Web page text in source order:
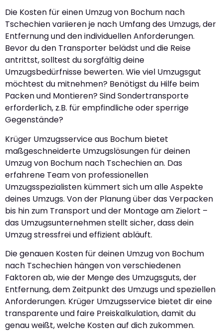
Die Kosten für einen Umzug von Bochum nach
Tschechien variieren je nach Umfang des Umzugs, der
Entfernung und den individuellen Anforderungen.
Bevor du den Transporter belädst und die Reise
antrittst, solltest du sorgfältig deine
Umzugsbedürfnisse bewerten. Wie viel Umzugsgut
möchtest du mitnehmen? Benötigst du Hilfe beim
Packen und Montieren? Sind Sondertransporte
erforderlich, z.B. für empfindliche oder sperrige
Gegenstände?
Krüger Umzugsservice aus Bochum bietet
maßgeschneiderte Umzugslösungen für deinen
Umzug von Bochum nach Tschechien an. Das
erfahrene Team von professionellen
Umzugsspezialisten kümmert sich um alle Aspekte
deines Umzugs. Von der Planung über das Verpacken
bis hin zum Transport und der Montage am Zielort –
das Umzugsunternehmen stellt sicher, dass dein
Umzug stressfrei und effizient abläuft.
Die genauen Kosten für deinen Umzug von Bochum
nach Tschechien hängen von verschiedenen
Faktoren ab, wie der Menge des Umzugsguts, der
Entfernung, dem Zeitpunkt des Umzugs und speziellen
Anforderungen. Krüger Umzugsservice bietet dir eine
transparente und faire Preiskalkulation, damit du
genau weißt, welche Kosten auf dich zukommen.